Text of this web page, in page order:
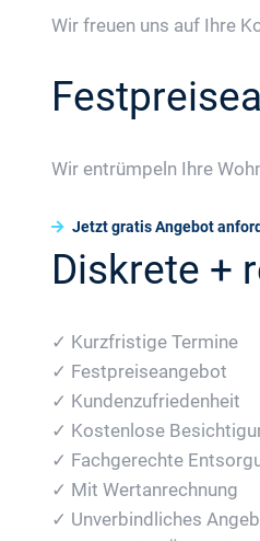
Wir freuen uns auf Ihre
Wir entrümpeln Ihre
Jetzt gratis Angebot
Diskrete +
✓ Kurzfristige Termine
✓ Festpreiseangebot
✓ Kundenzufriedenheit
✓ Kostenlose
✓ Fachgerechte
✓ Mit Wertanrechnung
✓ Unverbindliches